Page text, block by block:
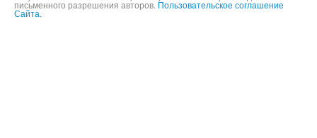
Информация и фотографии, представленные на данном сайте не
могут быть использованы в целях публичного воспроизведения без